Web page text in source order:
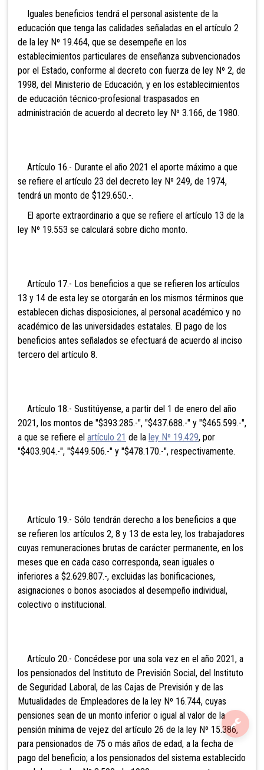
Iguales beneficios tendrá el personal asistente de la
educación que tenga las calidades señaladas en el artículo 2
de la ley Nº 19.464, que se desempeñe en los
establecimientos particulares de enseñanza subvencionados
por el Estado, conforme al decreto con fuerza de ley Nº 2, de
1998, del Ministerio de Educación, y en los establecimientos
de educación técnico-profesional traspasados en
administración de acuerdo al decreto ley Nº 3.166, de 1980.
Artículo 16.- Durante el año 2021 el aporte máximo a que
se refiere el artículo 23 del decreto ley Nº 249, de 1974,
tendrá un monto de $129.650.-.
El aporte extraordinario a que se refiere el artículo 13 de la
ley Nº 19.553 se calculará sobre dicho monto.
Artículo 17.- Los beneficios a que se refieren los artículos
13 y 14 de esta ley se otorgarán en los mismos términos que
establecen dichas disposiciones, al personal académico y no
académico de las universidades estatales. El pago de los
beneficios antes señalados se efectuará de acuerdo al inciso
tercero del artículo 8.
Artículo 18.- Sustitúyense, a partir del 1 de enero del año
2021, los montos de "$393.285.-", "$437.688.-" y "$465.599.-",
a que se refiere el artículo 21 de la ley Nº 19.429, por
"$403.904.-", "$449.506.-" y "$478.170.-", respectivamente.
Artículo 19.- Sólo tendrán derecho a los beneficios a que
se refieren los artículos 2, 8 y 13 de esta ley, los trabajadores
cuyas remuneraciones brutas de carácter permanente, en los
meses que en cada caso corresponda, sean iguales o
inferiores a $2.629.807.-, excluidas las bonificaciones,
asignaciones o bonos asociados al desempeño individual,
colectivo o institucional.
Artículo 20.- Concédese por una sola vez en el año 2021, a
los pensionados del Instituto de Previsión Social, del Instituto
de Seguridad Laboral, de las Cajas de Previsión y de las
Mutualidades de Empleadores de la ley Nº 16.744, cuyas
pensiones sean de un monto inferior o igual al valor de la
pensión mínima de vejez del artículo 26 de la ley Nº 15.386,
para pensionados de 75 o más años de edad, a la fecha de
pago del beneficio; a los pensionados del sistema establecido